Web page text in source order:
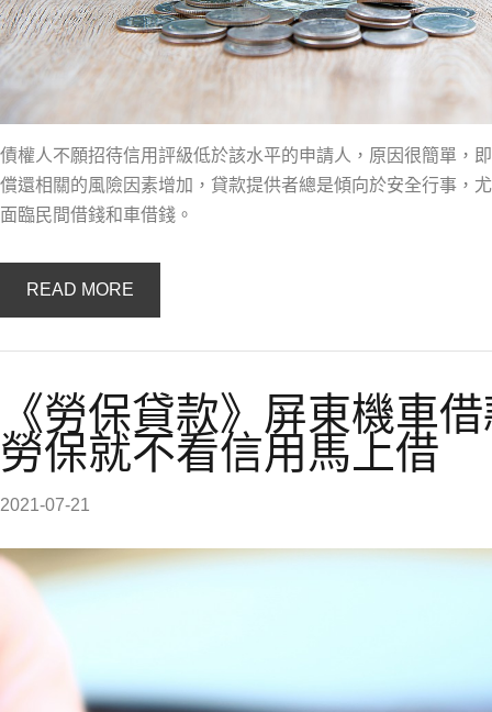
債權人不願招待信用評級低於該水平的申請人，原因很簡單，
償還相關的風險因素增加，貸款提供者總是傾向於安全行事，
面臨民間借錢和車借錢。
READ MORE
《勞保貸款》屏東機車
勞保就不看信用馬上借
2021-07-21